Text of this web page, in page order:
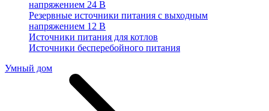
напряжением 24 В
Резервные источники питания с выходным
напряжением 12 В
Источники питания для котлов
Источники бесперебойного питания
Умный дом